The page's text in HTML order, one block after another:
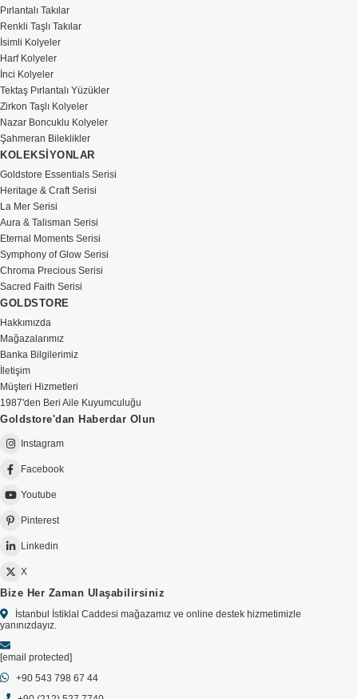
Pırlantalı Takılar
Renkli Taşlı Takılar
İsimli Kolyeler
Harf Kolyeler
İnci Kolyeler
Tektaş Pırlantalı Yüzükler
Zirkon Taşlı Kolyeler
Nazar Boncuklu Kolyeler
Şahmeran Bileklikler
KOLEKSİYONLAR
Goldstore Essentials Serisi
Heritage & Craft Serisi
La Mer Serisi
Aura & Talisman Serisi
Eternal Moments Serisi
Symphony of Glow Serisi
Chroma Precious Serisi
Sacred Faith Serisi
GOLDSTORE
Hakkımızda
Mağazalarımız
Banka Bilgilerimiz
İletişim
Müşteri Hizmetleri
1987'den Beri Aile Kuyumculuğu
Goldstore'dan Haberdar Olun
Instagram
Facebook
Youtube
Pinterest
Linkedin
X
Bize Her Zaman Ulaşabilirsiniz
İstanbul İstiklal Caddesi mağazamız ve online destek hizmetimizle
yanınızdayız.
[email protected]
+90 543 798 67 44